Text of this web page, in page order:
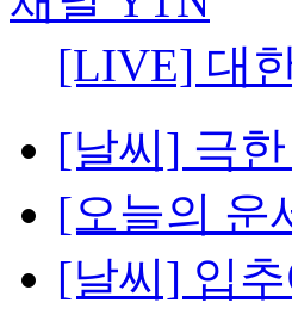
[LIVE] 대
[날씨] 극
[오늘의 운
[날씨] 입